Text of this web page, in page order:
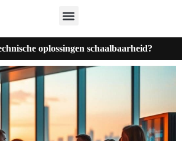
oplossingen schaalbaarheid?